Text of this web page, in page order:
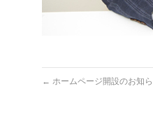
← ホームページ開設のお知